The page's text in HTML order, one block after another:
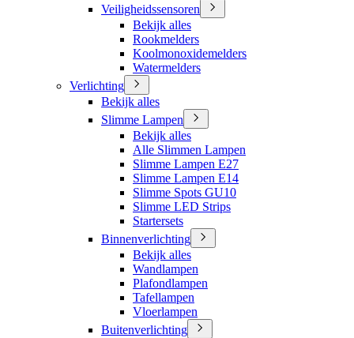
Veiligheidssensoren
Bekijk alles
Rookmelders
Koolmonoxidemelders
Watermelders
Verlichting
Bekijk alles
Slimme Lampen
Bekijk alles
Alle Slimmen Lampen
Slimme Lampen E27
Slimme Lampen E14
Slimme Spots GU10
Slimme LED Strips
Startersets
Binnenverlichting
Bekijk alles
Wandlampen
Plafondlampen
Tafellampen
Vloerlampen
Buitenverlichting